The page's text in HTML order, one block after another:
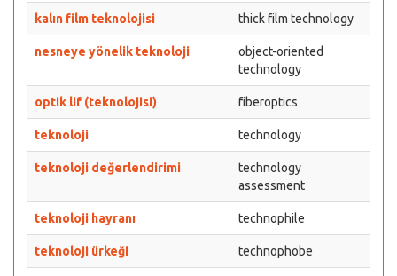
kalın film teknolojisi thick film technology
nesneye yönelik teknoloji
object-oriented
technology
optik lif (teknolojisi) fiberoptics
teknoloji technology
teknoloji değerlendirimi
technology
assessment
teknoloji hayranı technophile
teknoloji ürkeği technophobe